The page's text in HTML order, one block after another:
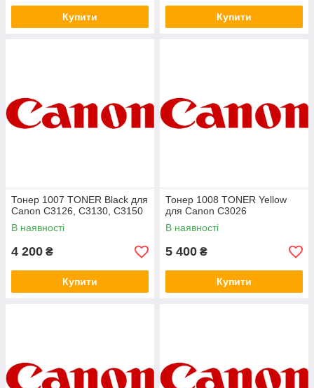
Купити Купити
Тонер 1007 TONER Black для
Canon C3126, C3130, C3150
В наявності
4 200 ₴
Купити
Тонер 1008 TONER Yellow
для Canon C3026
В наявності
5 400 ₴
Купити